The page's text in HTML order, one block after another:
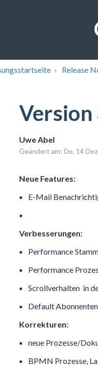
Release
Version
Uwe Abel
Geändert am: Do, 14
Neue Features:
E-Mail
Verbesserungen:
Performance
Performance
Scrollverhalten in
Default
Korrekturen:
neue Prozesse/
BPMN Prozesse,